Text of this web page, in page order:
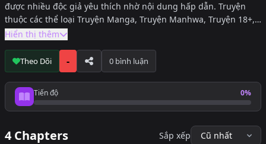
được nhiều độc giả yêu thích nhờ nội dung hấp dẫn. Truyện
thuộc các thể loại Truyện Manga, Truyện Manhwa, Truyện 18+,
Truyện Đam Mỹ, Truyện Truyện Màu, Truyện BoyLove, Truyện
Truyện Kịch Tính, Truyện Lãng Mạn, Truyện Tình Cảm, hiện
đang được cập nhật đầy đủ tại DuaLeoTruyen. Độc giả có thể
theo dõi Tuyển Tập Truyện Ngắn Của Tác Giả Atarayo để không
bỏ lỡ các chương mới nhất.
Hiển thị thêm
Theo Dõi - 0 bình luận
Tiến độ 0%
Tiến độ đọc
4 Chapters Sắp xếp